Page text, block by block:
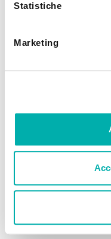
Statistiche
Marketing